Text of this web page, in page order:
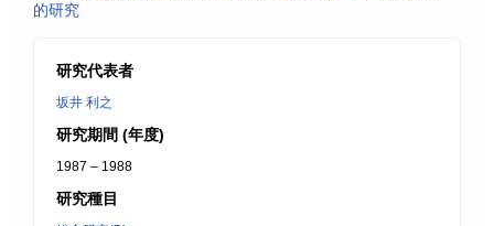
的研究
研究代表者
坂井 利之
研究期間 (年度)
1987 – 1988
研究種目